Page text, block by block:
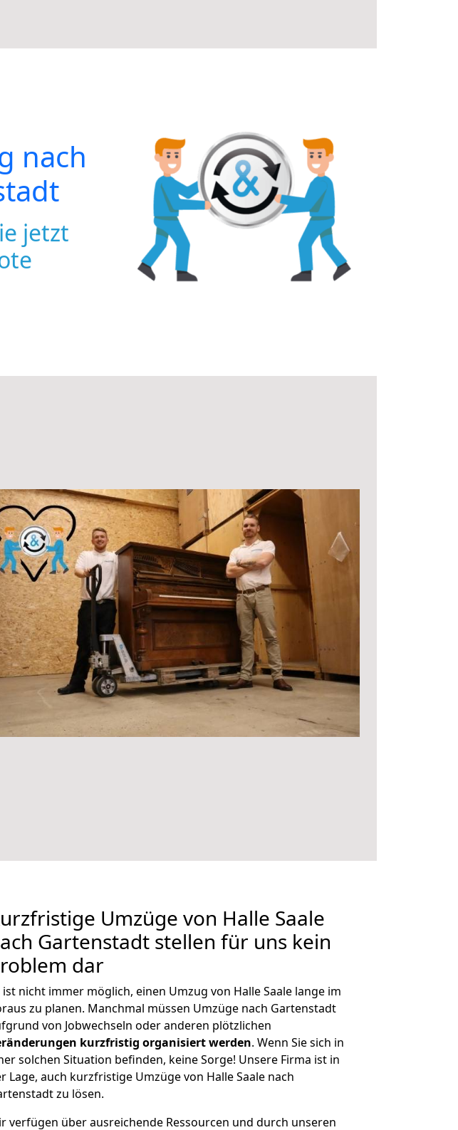
nach
jetzt
Umzüge von Halle Saale
Gartenstadt stellen für uns kein
dar
ist nicht immer möglich, einen Umzug von Halle Saale lange im
zu planen. Manchmal müssen Umzüge nach Gartenstadt
von Jobwechseln oder anderen plötzlichen
kurzfristig organisiert werden. Wenn Sie sich in
solchen Situation befinden, keine Sorge! Unsere Firma ist in
Lage, auch kurzfristige Umzüge von Halle Saale nach
zu lösen.
verfügen über ausreichende Ressourcen und durch unseren